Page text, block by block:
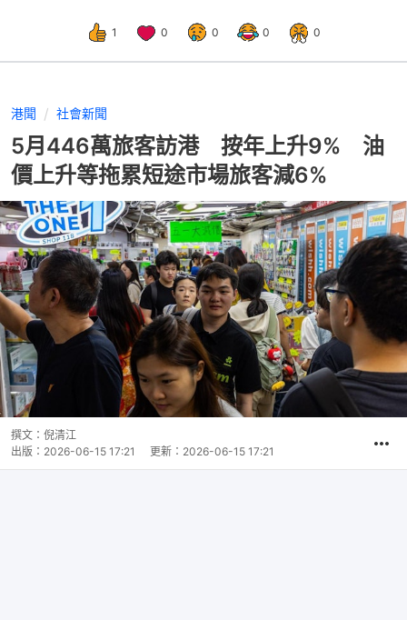
1 0 0 0 0
港聞 社會新聞
5月446萬旅客訪港 按年上升9% 油
價上升等拖累短途市場旅客減6%
撰文： 倪清江
出版： 2026-06-15 17:21 更新： 2026-06-15 17:21